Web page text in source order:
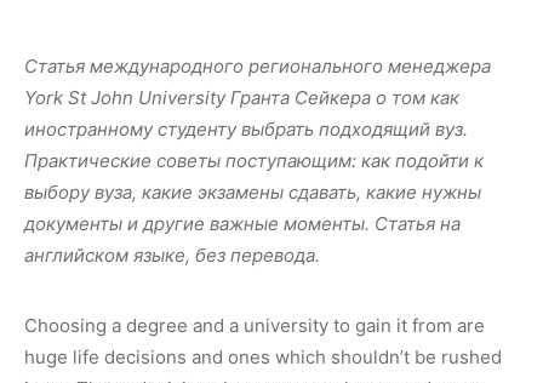
Статья международного регионального менеджера
York St John University Гранта Сейкера о том как
иностранному студенту выбрать подходящий вуз.
Практические советы поступающим: как подойти к
выбору вуза, какие экзамены сдавать, какие нужны
документы и другие важные моменты. Статья на
английском языке, без перевода.
Choosing a degree and a university to gain it from are
huge life decisions and ones which shouldn’t be rushed